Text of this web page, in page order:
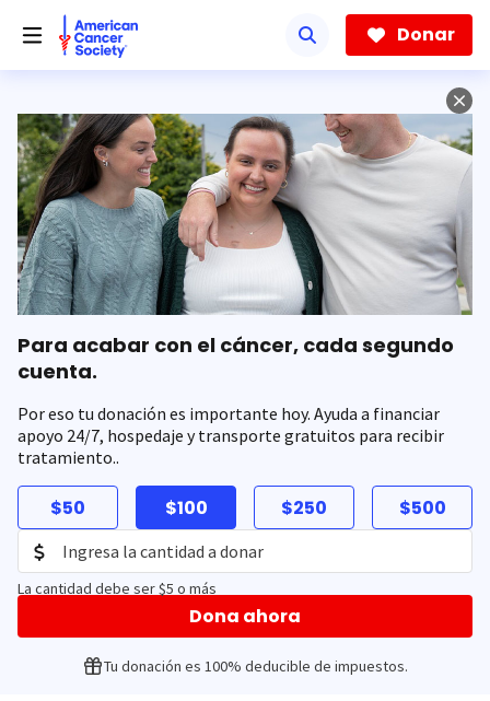
hacia
contenido
Donar
Para acabar con el cáncer, cada segundo
cuenta.
Por eso tu donación es importante hoy. Ayuda a financiar
apoyo 24/7, hospedaje y transporte gratuitos para recibir
tratamiento..
$50 $100 $250 $500
La cantidad debe ser $5 o más
Dona ahora
Tu donación es 100% deducible de impuestos.